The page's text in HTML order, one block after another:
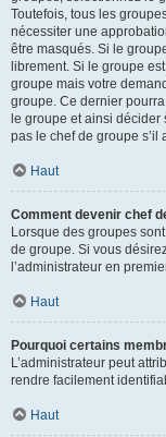
Toutefois, tous les
nécessiter une
être masqués. Si le
librement. Si le groupe
groupe mais votre
groupe. Ce dernier
le groupe et ainsi décider
pas le chef de groupe
Haut
Comment devenir chef
Lorsque des groupes
de groupe. Si vous
l’administrateur en
Haut
Pourquoi certains
L’administrateur peut
rendre facilement
Haut